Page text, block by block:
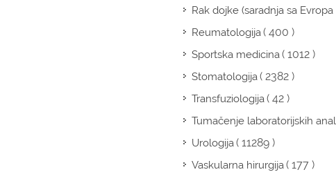
Rak dojke (saradnja sa
Reumatologija( 400 )
Sportska medicina( 1012 )
Stomatologija( 2382 )
Transfuziologija( 42 )
Tumačenje laboratorijskih
Urologija( 11289 )
Vaskularna hirurgija( 177 )